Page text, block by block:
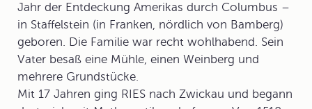
Jahr der Entdeckung Amerikas durch Columbus –
in Staffelstein (in Franken, nördlich von Bamberg)
geboren. Die Familie war recht wohlhabend. Sein
Vater besaß eine Mühle, einen Weinberg und
mehrere Grundstücke.
Mit 17 Jahren ging RIES nach Zwickau und begann